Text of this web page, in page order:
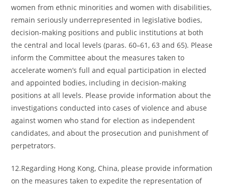
women from ethnic minorities and women with disabilities,
remain seriously underrepresented in legislative bodies,
decision-making positions and public institutions at both
the central and local levels (paras. 60–61, 63 and 65). Please
inform the Committee about the measures taken to
accelerate women’s full and equal participation in elected
and appointed bodies, including in decision-making
positions at all levels. Please provide information about the
investigations conducted into cases of violence and abuse
against women who stand for election as independent
candidates, and about the prosecution and punishment of
perpetrators.
12.Regarding Hong Kong, China, please provide information
on the measures taken to expedite the representation of